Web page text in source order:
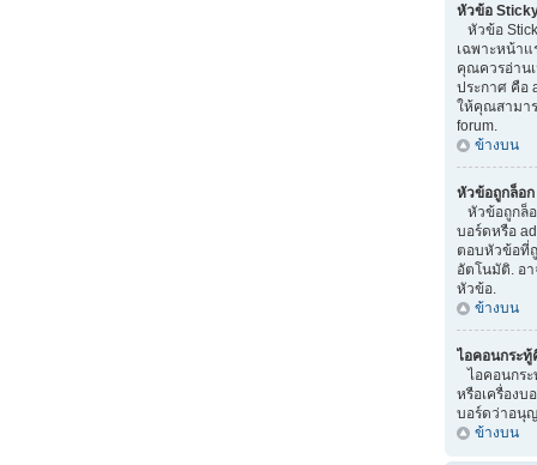
หัวข้อ
หัวข้อ
เฉพาะหน้า
คุณควรอ่าน
ประกาศ คือ
ให้คุณสามา
forum.
ข้างบน
หัวข้อถูกล็อก
หัวข้อถูกล็อ
บอร์ดหรือ
ตอบหัวข้อที่
อัตโนมัติ. อ
หัวข้อ.
ข้างบน
ไอคอนกระทู้
ไอคอนกร
หรือเครื่อง
บอร์ดว่าอนุ
ข้างบน